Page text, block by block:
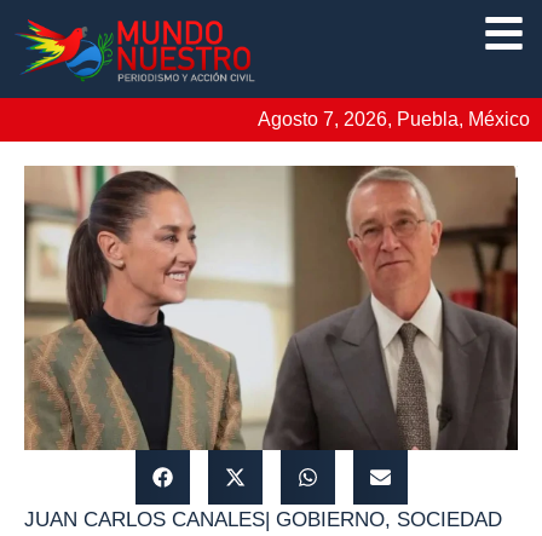
Agosto 7, 2026, Puebla, México
JUAN CARLOS CANALES| GOBIERNO, SOCIEDAD